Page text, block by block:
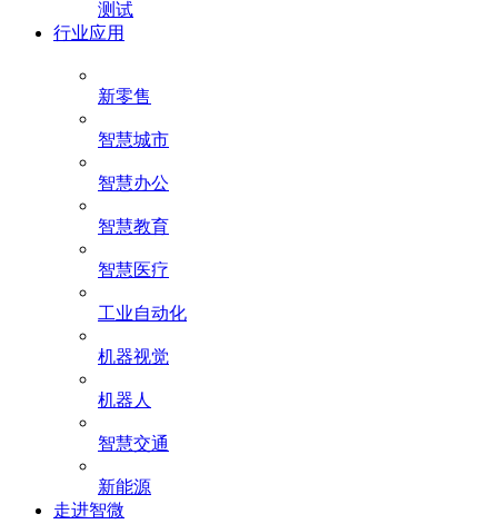
测试
行业应用
新零售
智慧城市
智慧办公
智慧教育
智慧医疗
工业自动化
机器视觉
机器人
智慧交通
新能源
走进智微